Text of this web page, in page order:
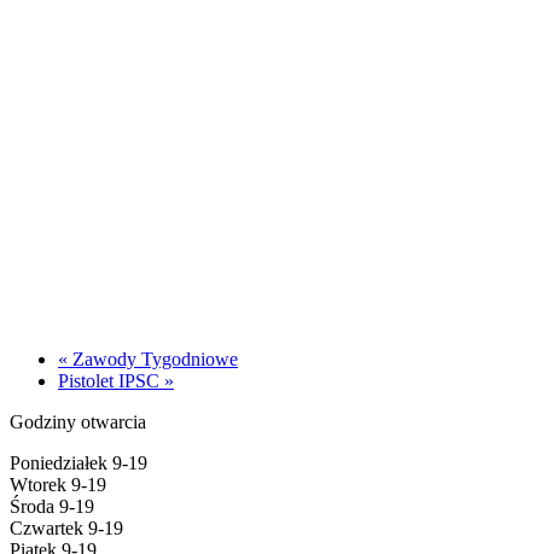
« Zawody Tygodniowe
Pistolet IPSC »
Godziny otwarcia
Poniedziałek 9-19
Wtorek 9-19
Środa 9-19
Czwartek 9-19